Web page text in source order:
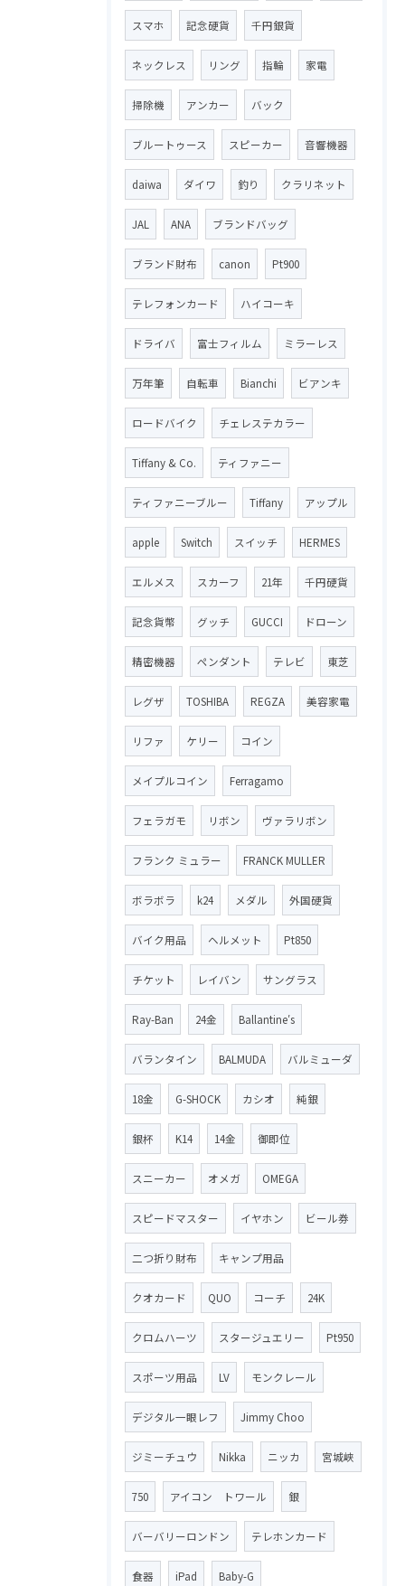
スマホ 記念硬貨 千円銀貨
ネックレス リング 指輪 家電
掃除機 アンカー バック
ブルートゥース スピーカー 音響機器
daiwa ダイワ 釣り クラリネット
JAL ANA ブランドバッグ
ブランド財布 canon Pt900
テレフォンカード ハイコーキ
ドライバ 富士フィルム ミラーレス
万年筆 自転車 Bianchi ビアンキ
ロードバイク チェレステカラー
Tiffany & Co. ティファニー
ティファニーブルー Tiffany アップル
apple Switch スイッチ HERMES
エルメス スカーフ 21年 千円硬貨
記念貨幣 グッチ GUCCI ドローン
精密機器 ペンダント テレビ 東芝
レグザ TOSHIBA REGZA 美容家電
リファ ケリー コイン
メイプルコイン Ferragamo
フェラガモ リボン ヴァラリボン
フランク ミュラー FRANCK MULLER
ボラボラ k24 メダル 外国硬貨
バイク用品 ヘルメット Pt850
チケット レイバン サングラス
Ray-Ban 24金 Ballantine′s
バランタイン BALMUDA バルミューダ
18金 G-SHOCK カシオ 純銀
銀杯 K14 14金 御即位
スニーカー オメガ OMEGA
スピードマスター イヤホン ビール券
二つ折り財布 キャンプ用品
クオカード QUO コーチ 24K
クロムハーツ スタージュエリー Pt950
スポーツ用品 LV モンクレール
デジタル一眼レフ Jimmy Choo
ジミーチュウ Nikka ニッカ 宮城峡
750 アイコン トワール 銀
バーバリーロンドン テレホンカード
食器 iPad Baby-G